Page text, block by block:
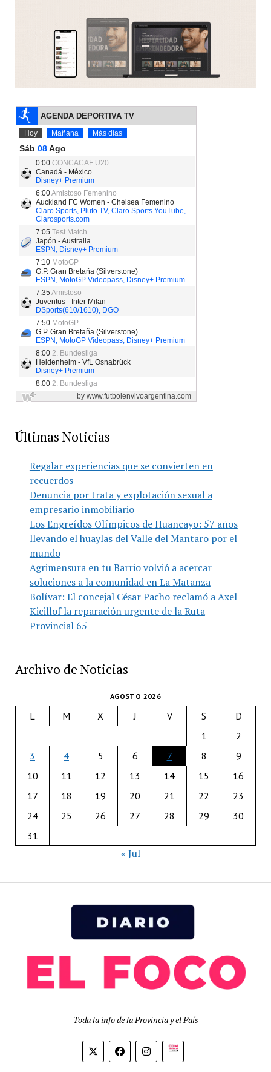
Últimas Noticias
Regalar experiencias que se convierten en
recuerdos
Denuncia por trata y explotación sexual a
empresario inmobiliario
Los Engreídos Olímpicos de Huancayo: 57 años
llevando el huaylas del Valle del Mantaro por el
mundo
Agrimensura en tu Barrio volvió a acercar
soluciones a la comunidad en La Matanza
Bolívar: El concejal César Pacho reclamó a Axel
Kicillof la reparación urgente de la Ruta
Provincial 65
Archivo de Noticias
AGOSTO 2026
L M X J V S
D
1
2
3
4 5 6 7 8
9
10
11 12 13 14 15
16
17
18 19 20 21 22
23
24
25 26 27 28 29
30
31
« Jul
Toda la info de la Provincia y el País
Biolink